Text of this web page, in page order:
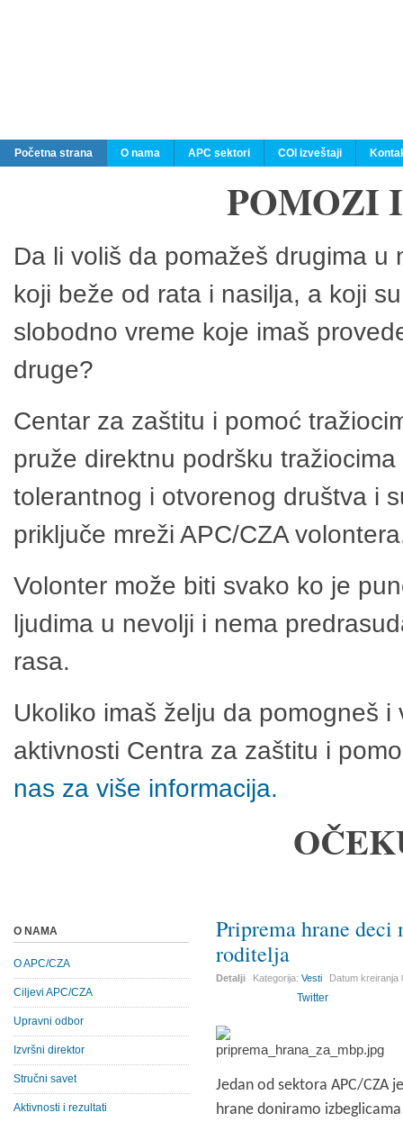
Početna strana O nama APC sektori COI izveštaji
POMOZI
Da li voliš da pomažeš drugima
koji beže od rata i nasilja, a koji
slobodno vreme koje imaš
druge?
Centar za zaštitu i pomoć
pruže direktnu podršku
tolerantnog i otvorenog društva i
priključe mreži APC/CZA
Volonter može biti svako ko je
ljudima u nevolji i nema
rasa.
Ukoliko imaš želju da pomogneš
aktivnosti Centra za zaštitu i
nas za više informacija.
Priprema hrane
roditelja
Detalji Kategorija:Vesti Datum kreiranja
Twitter
Jedan od sektora APC/CZA
hrane doniramo
O NAMA
O APC/CZA
Ciljevi APC/CZA
Upravni odbor
Izvršni direktor
Stručni savet
Aktivnosti i rezultati